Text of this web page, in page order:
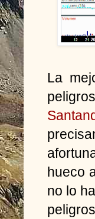
La
hueco
no lo